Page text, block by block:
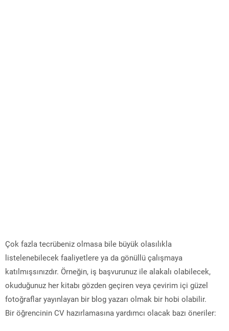
Çok fazla tecrübeniz olmasa bile büyük olasılıkla
listelenebilecek faaliyetlere ya da gönüllü çalışmaya
katılmışsınızdır. Örneğin, iş başvurunuz ile alakalı olabilecek,
okuduğunuz her kitabı gözden geçiren veya çevirim içi güzel
fotoğraflar yayınlayan bir blog yazarı olmak bir hobi olabilir.
Bir öğrencinin CV hazırlamasına yardımcı olacak bazı öneriler: